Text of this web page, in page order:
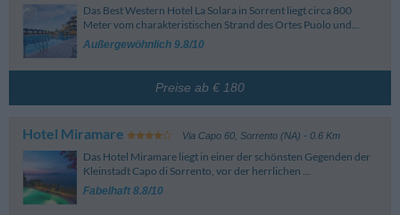
Das Best Western Hotel La Solara in Sorrent liegt circa 800
Meter vom charakteristischen Strand des Ortes Puolo und...
Außergewöhnlich 9.8/10
Preise ab € 180
Hotel Miramare Via Capo 60, Sorrento (NA) - 0.6 Km
Das Hotel Miramare liegt in einer der schönsten Gegenden der
Kleinstadt Capo di Sorrento, vor der herrlichen ...
Fabelhaft 8.8/10